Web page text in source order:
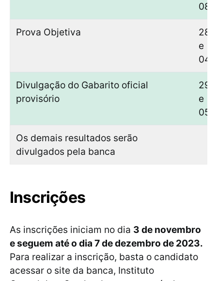
08/
Prova Objetiva
28/
e
04/
Divulgação do Gabarito oficial
provisório
29/
e
05/
Os demais resultados serão
divulgados pela banca
Inscrições
As inscrições iniciam no dia 3 de novembro
e seguem até o dia 7 de dezembro de 2023.
Para realizar a inscrição, basta o candidato
acessar o site da banca, Instituto